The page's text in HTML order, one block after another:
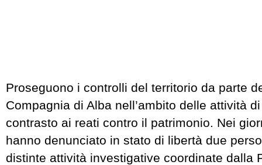
Proseguono i controlli del territorio da parte
Compagnia di Alba nell’ambito delle attività
contrasto ai reati contro il patrimonio. Nei
hanno denunciato in stato di libertà due
distinte attività investigative coordinate dalla